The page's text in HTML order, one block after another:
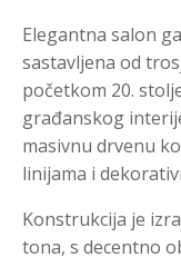
Elegantna salon
sastavljena od
početkom 20.
građanskog
masivnu drvenu
linijama i
Konstrukcija je
tona, s decentno